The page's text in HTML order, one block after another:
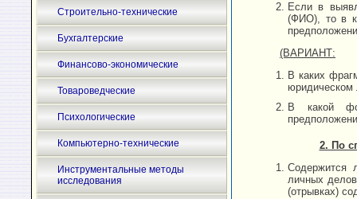
Строительно-технические
Бухгалтерские
Финансово-экономические
Товароведческие
Психологические
Компьютерно-технические
Инструментальные методы
исследования
Если в
(ФИО), то в
(ВАРИАНТ:
В каких
юридическом
В какой
2. По
Содержится
личных
(отрывках)